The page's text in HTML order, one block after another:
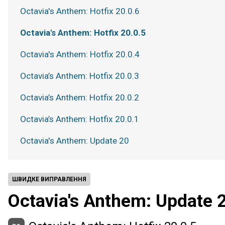
ШВИДКЕ ВИПРАВЛЕННЯ
Octavia's Anthem: Update
Octavia's Anthem: Hotfix 20.0.6
Octavia's Anthem: Hotfix 20.0.5
Octavia's Anthem: Hotfix 20.0.4
Octavia’s Anthem: Hotfix 20.0.3
Octavia’s Anthem: Hotfix 20.0.2
Octavia’s Anthem: Hotfix 20.0.1
Octavia's Anthem: Update 20